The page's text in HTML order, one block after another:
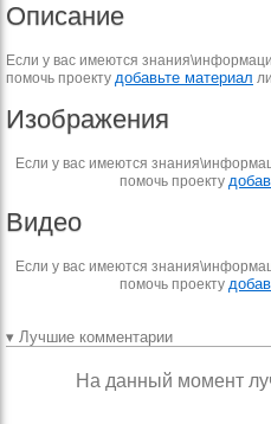
Описание
Если у вас имеются
помочь проекту добавьте материал
Изображения
Если у вас имеются
помочь проекту
Видео
Если у вас имеются
помочь проекту
▾ Лучшие комментарии
На данный момент